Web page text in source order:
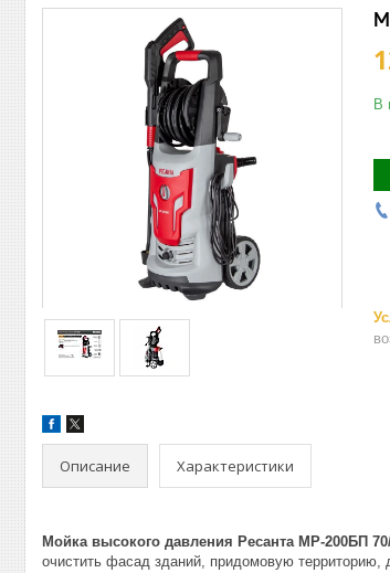
В
Описание Характеристики
Мойка высокого давления Ресанта МР-200БП
очистить фасад зданий, придомовую